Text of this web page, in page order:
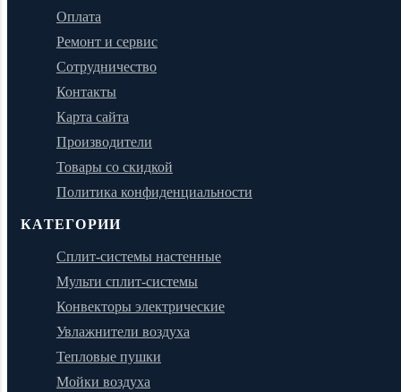
Оплата
Ремонт и сервис
Сотрудничество
Контакты
Карта сайта
Производители
Товары со скидкой
Политика конфиденциальности
КАТЕГОРИИ
Сплит-системы настенные
Мульти сплит-системы
Конвекторы электрические
Увлажнители воздуха
Тепловые пушки
Мойки воздуха